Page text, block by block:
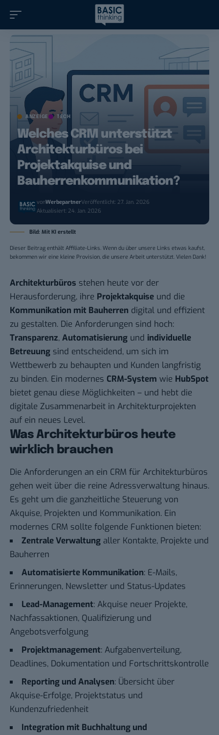
ANZEIGE TECH
Welches CRM unterstützt
Architekturbüros bei
Projektakquise und
Bauherrenkommunikation?
vonWerbepartnerVeröffentlicht: 27. Jan. 2026
Aktualisiert: 24. Jan. 2026
Bild: Mit KI erstellt
Dieser Beitrag enthält Affiliate-Links. Wenn du über unsere Links etwas kaufst,
bekommen wir eine kleine Provision, die unsere Arbeit unterstützt. Vielen Dank!
Architekturbüros stehen heute vor der
Herausforderung, ihre Projektakquise und die
Kommunikation mit Bauherren digital und effizient
zu gestalten. Die Anforderungen sind hoch:
Transparenz, Automatisierung und individuelle
Betreuung sind entscheidend, um sich im
Wettbewerb zu behaupten und Kunden langfristig
zu binden. Ein modernes CRM-System wie HubSpot
bietet genau diese Möglichkeiten – und hebt die
digitale Zusammenarbeit in Architekturprojekten
auf ein neues Level.
Was Architekturbüros heute
wirklich brauchen
Die Anforderungen an ein CRM für Architekturbüros
gehen weit über die reine Adressverwaltung hinaus.
Es geht um die ganzheitliche Steuerung von
Akquise, Projekten und Kommunikation. Ein
modernes CRM sollte folgende Funktionen bieten:
Zentrale Verwaltung aller Kontakte, Projekte und
Bauherren
Automatisierte Kommunikation: E-Mails,
Erinnerungen, Newsletter und Status-Updates
Lead-Management: Akquise neuer Projekte,
Nachfassaktionen, Qualifizierung und
Angebotsverfolgung
Projektmanagement: Aufgabenverteilung,
Deadlines, Dokumentation und Fortschrittskontrolle
Reporting und Analysen: Übersicht über
Akquise-Erfolge, Projektstatus und
Kundenzufriedenheit
Integration mit Buchhaltung und